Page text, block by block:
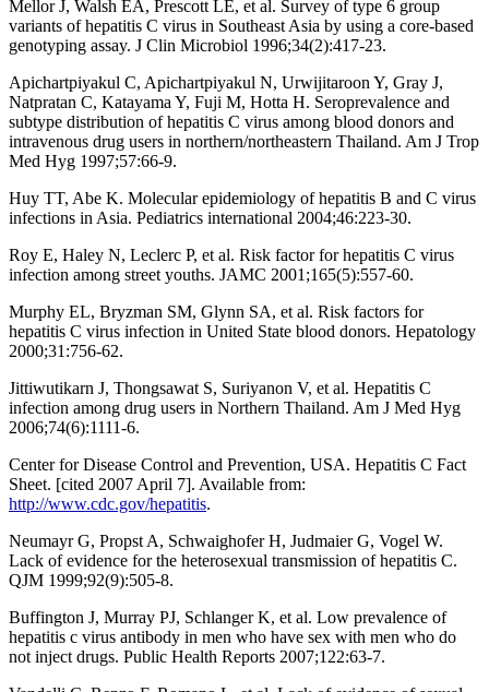
Mellor J, Walsh EA, Prescott LE, et al. Survey of type 6 group
variants of hepatitis C virus in Southeast Asia by using a core-based
genotyping assay. J Clin Microbiol 1996;34(2):417-23.
Apichartpiyakul C, Apichartpiyakul N, Urwijitaroon Y, Gray J,
Natpratan C, Katayama Y, Fuji M, Hotta H. Seroprevalence and
subtype distribution of hepatitis C virus among blood donors and
intravenous drug users in northern/northeastern Thailand. Am J Trop
Med Hyg 1997;57:66-9.
Huy TT, Abe K. Molecular epidemiology of hepatitis B and C virus
infections in Asia. Pediatrics international 2004;46:223-30.
Roy E, Haley N, Leclerc P, et al. Risk factor for hepatitis C virus
infection among street youths. JAMC 2001;165(5):557-60.
Murphy EL, Bryzman SM, Glynn SA, et al. Risk factors for
hepatitis C virus infection in United State blood donors. Hepatology
2000;31:756-62.
Jittiwutikarn J, Thongsawat S, Suriyanon V, et al. Hepatitis C
infection among drug users in Northern Thailand. Am J Med Hyg
2006;74(6):1111-6.
Center for Disease Control and Prevention, USA. Hepatitis C Fact
Sheet. [cited 2007 April 7]. Available from:
http://www.cdc.gov/hepatitis.
Neumayr G, Propst A, Schwaighofer H, Judmaier G, Vogel W.
Lack of evidence for the heterosexual transmission of hepatitis C.
QJM 1999;92(9):505-8.
Buffington J, Murray PJ, Schlanger K, et al. Low prevalence of
hepatitis c virus antibody in men who have sex with men who do
not inject drugs. Public Health Reports 2007;122:63-7.